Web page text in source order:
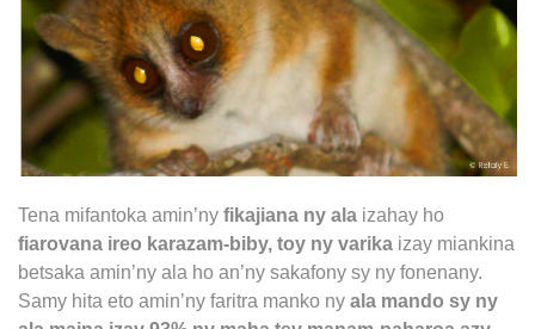
Tena mifantoka amin’ny fikajiana ny ala izahay ho
fiarovana ireo karazam-biby, toy ny varika izay miankina
betsaka amin’ny ala ho an’ny sakafony sy ny fonenany.
Samy hita eto amin’ny faritra manko ny ala mando sy ny